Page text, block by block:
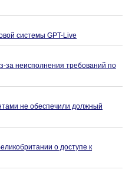
системы GPT-Live
за неисполнения требований по
не обеспечили должный
о доступе к